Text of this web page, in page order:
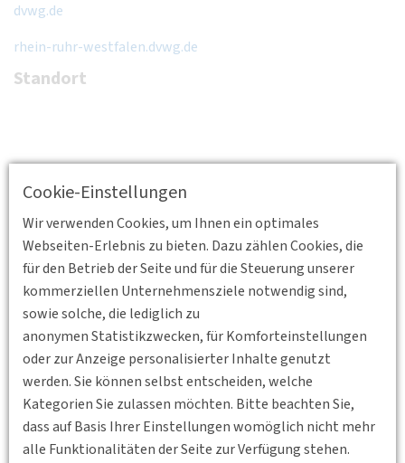
Cookie-Einstellungen
Wir verwenden Cookies, um Ihnen ein optimales
Webseiten-Erlebnis zu bieten. Dazu zählen Cookies, die
für den Betrieb der Seite und für die Steuerung unserer
kommerziellen Unternehmensziele notwendig sind,
sowie solche, die lediglich zu
anonymen Statistikzwecken, für Komforteinstellungen
oder zur Anzeige personalisierter Inhalte genutzt
werden. Sie können selbst entscheiden, welche
Kategorien Sie zulassen möchten. Bitte beachten Sie,
dass auf Basis Ihrer Einstellungen womöglich nicht mehr
alle Funktionalitäten der Seite zur Verfügung stehen.
dvwg.de
rhein-ruhr-westfalen.dvwg.de
Standort